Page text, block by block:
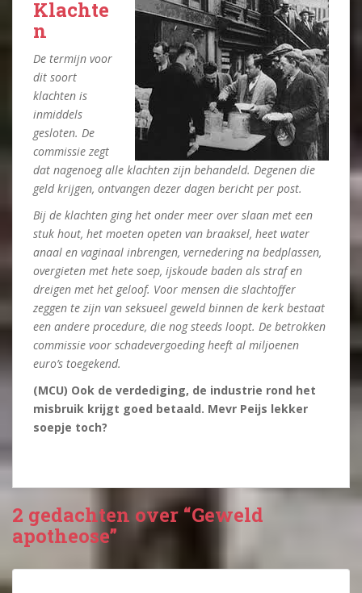
Klachte
n
De termijn voor
dit soort
klachten is
inmiddels
gesloten. De
commissie zegt
dat nagenoeg alle klachten zijn behandeld. Degenen die
geld krijgen, ontvangen dezer dagen bericht per post.
Bij de klachten ging het onder meer over slaan met een
stuk hout, het moeten opeten van braaksel, heet water
anaal en vaginaal inbrengen, vernedering na bedplassen,
overgieten met hete soep, ijskoude baden als straf en
dreigen met het geloof. Voor mensen die slachtoffer
zeggen te zijn van seksueel geweld binnen de kerk bestaat
een andere procedure, die nog steeds loopt. De betrokken
commissie voor schadevergoeding heeft al miljoenen
euro’s toegekend.
(MCU) Ook de verdediging, de industrie rond het
misbruik krijgt goed betaald. Mevr Peijs lekker
soepje toch?
2 gedachten over “Geweld
apotheose”